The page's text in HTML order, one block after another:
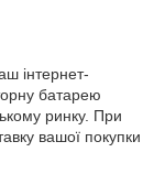
інтернет-
батарею
ринку. При
вашої покупки